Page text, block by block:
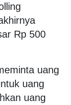
Rp 500
uang
uang
uang